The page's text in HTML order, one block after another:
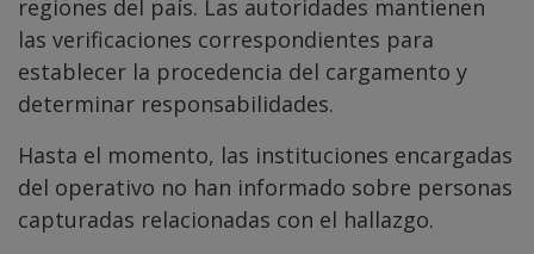
regiones del país. Las autoridades mantienen
las verificaciones correspondientes para
establecer la procedencia del cargamento y
determinar responsabilidades.
Hasta el momento, las instituciones encargadas
del operativo no han informado sobre personas
capturadas relacionadas con el hallazgo.